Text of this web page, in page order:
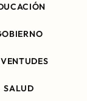
SALUD